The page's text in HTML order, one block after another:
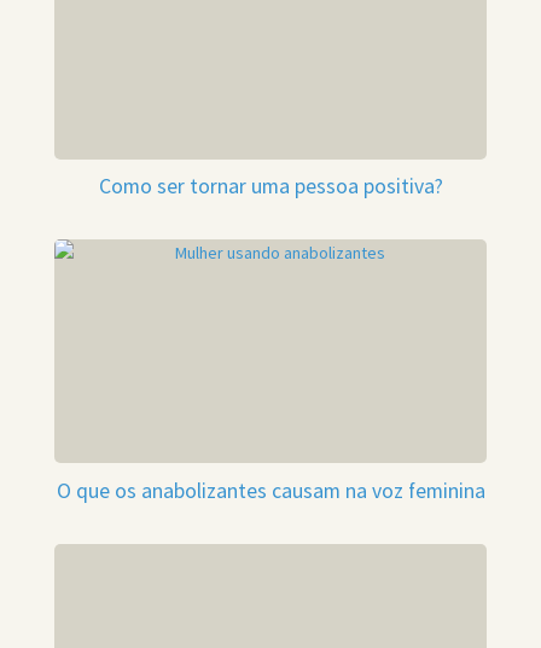
Como ser tornar uma pessoa positiva?
O que os anabolizantes causam na voz feminina